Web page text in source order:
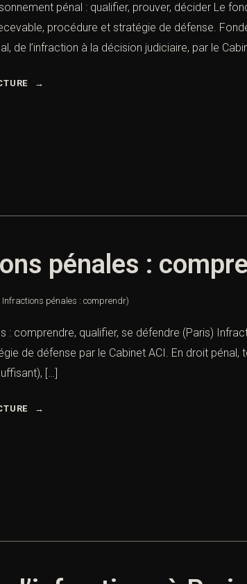
pénal : qualifier, prouver, décider Le
procédure et stratégie de défense.
de l’infraction à la décision judiciaire, par le
pénales :
Infractions pénales : comprendr)
: comprendre, qualifier, se défendre (Paris)
de défense par le Cabinet ACI. En droit
[…]